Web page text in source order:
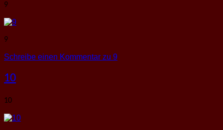
9
9
Schreibe einen Kommentar zu 9
10
10